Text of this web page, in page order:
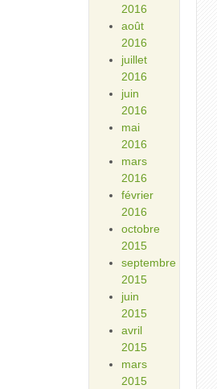
2016
août
2016
juillet
2016
juin
2016
mai
2016
mars
2016
février
2016
octobre
2015
septembre
2015
juin
2015
avril
2015
mars
2015